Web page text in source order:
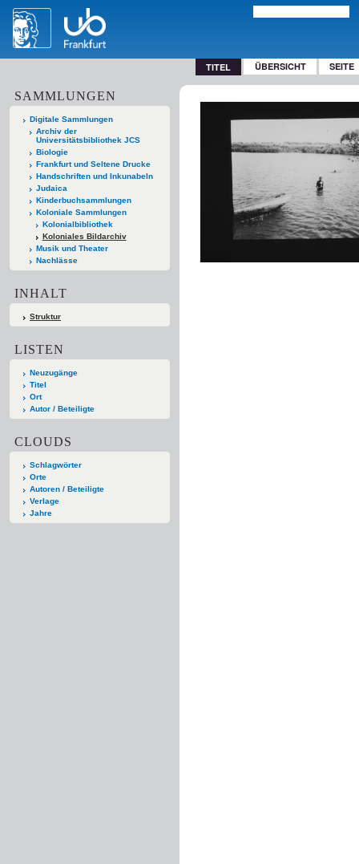
TITEL ÜBERSICHT SEITE
SAMMLUNGEN
Digitale Sammlungen
Archiv der
Universitätsbibliothek JCS
Biologie
Frankfurt und Seltene Drucke
Handschriften und Inkunabeln
Judaica
Kinderbuchsammlungen
Koloniale Sammlungen
Kolonialbibliothek
Koloniales Bildarchiv
Musik und Theater
Nachlässe
INHALT
Struktur
LISTEN
Neuzugänge
Titel
Ort
Autor / Beteiligte
CLOUDS
Schlagwörter
Orte
Autoren / Beteiligte
Verlage
Jahre